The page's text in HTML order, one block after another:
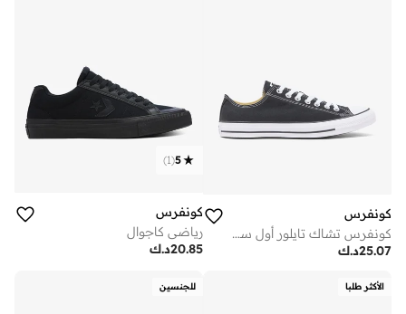
كونفرس
كونفرس تشاك تايلور أول ستار
د.ك25.07
5
(
1
)
كونفرس
رياضي كاجوال
د.ك20.85
الأكثر طلبا للجنسين